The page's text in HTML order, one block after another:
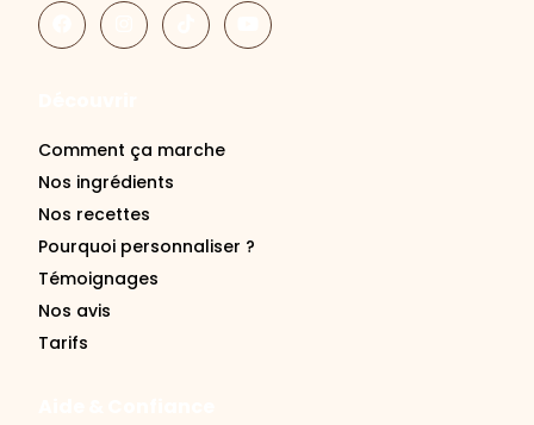
Comment ça marche
Nos ingrédients
Nos recettes
Pourquoi personnaliser ?
Témoignages
Nos avis
Tarifs